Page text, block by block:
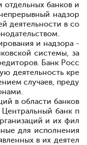
отдельных банков и
надзор
деятельности в со
и надзора -
системы, за
Банк Росс
деятельность кре
случаев, преду
в области банков
Центральный банк п
и их фил
для исполнения
в их деятел